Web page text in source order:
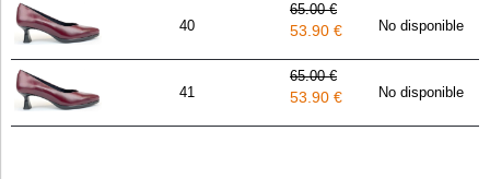
40
65.00 €
53.90 € No disponible
41
65.00 €
53.90 € No disponible